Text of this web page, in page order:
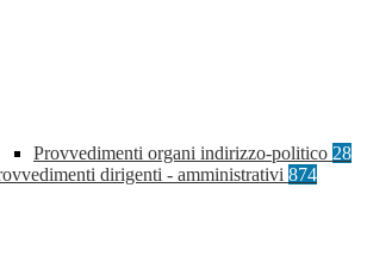
Provvedimenti organi indirizzo-politico 28
dirigenti - amministrativi 874